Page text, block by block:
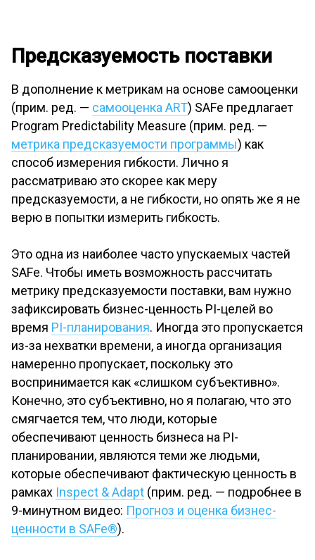
Предсказуемость поставки
В дополнение к метрикам на основе самооценки
(прим. ред. — самооценка ART) SAFe предлагает
Program Predictability Measure (прим. ред. —
метрика предсказуемости программы) как
способ измерения гибкости. Лично я
рассматриваю это скорее как меру
предсказуемости, а не гибкости, но опять же я не
верю в попытки измерить гибкость.
Это одна из наиболее часто упускаемых частей
SAFe. Чтобы иметь возможность рассчитать
метрику предсказуемости поставки, вам нужно
зафиксировать бизнес-ценность PI-целей во
время PI-планирования. Иногда это пропускается
из-за нехватки времени, а иногда организация
намеренно пропускает, поскольку это
воспринимается как «слишком субъективно».
Конечно, это субъективно, но я полагаю, что это
смягчается тем, что люди, которые
обеспечивают ценность бизнеса на PI-
планировании, являются теми же людьми,
которые обеспечивают фактическую ценность в
рамках Inspect & Adapt (прим. ред. — подробнее в
9-минутном видео: Прогноз и оценка бизнес-
ценности в SAFe®).